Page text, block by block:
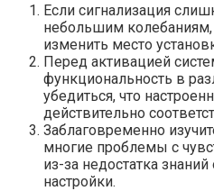
Если сигнализация
небольшим колебаниям,
изменить место
Перед активацией
функциональность в
убедиться, что
действительно
Заблаговременно
многие проблемы с
из-за недостатка
настройки.